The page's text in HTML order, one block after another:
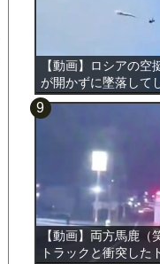
【動画】ロシアの空
が開かずに墜落して
【動画】両方馬鹿（
トラックと衝突した